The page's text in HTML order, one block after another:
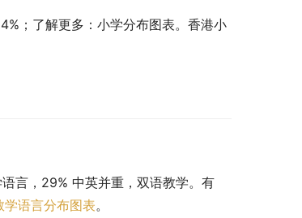
；了解更多：小学分布图表。香港小
言，29% 中英并重，双语教学。有
学语言分布图表。